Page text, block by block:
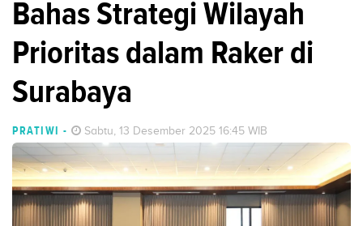
Bahas Strategi Wilayah
Prioritas dalam Raker di
Surabaya
PRATIWI - Sabtu, 13 Desember 2025 16:45 WIB